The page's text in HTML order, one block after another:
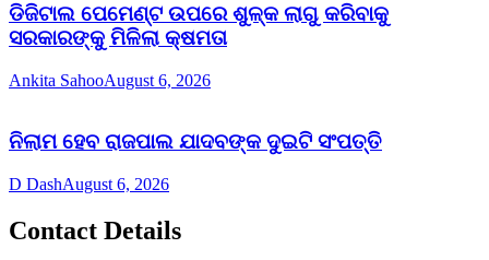
ଡିଜିଟାଲ ପେମେଣ୍ଟ ଉପରେ ଶୁଳ୍କ ଲାଗୁ କରିବାକୁ
ସରକାରଙ୍କୁ ମିଳିଲା କ୍ଷମତା
Ankita SahooAugust 6, 2026
ନିଲାମ ହେବ ରାଜପାଲ ଯାଦବଙ୍କ ଦୁଇଟି ସଂପତ୍ତି
D DashAugust 6, 2026
Contact Details